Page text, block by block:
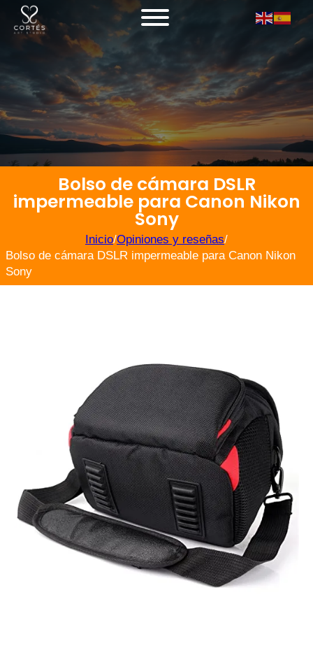
Bolso de cámara DSLR
impermeable para Canon Nikon
Sony
Inicio/Opiniones y reseñas/
Bolso de cámara DSLR impermeable para Canon Nikon
Sony